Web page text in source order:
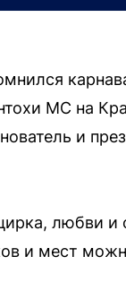
МС на
и
любви и
и мест